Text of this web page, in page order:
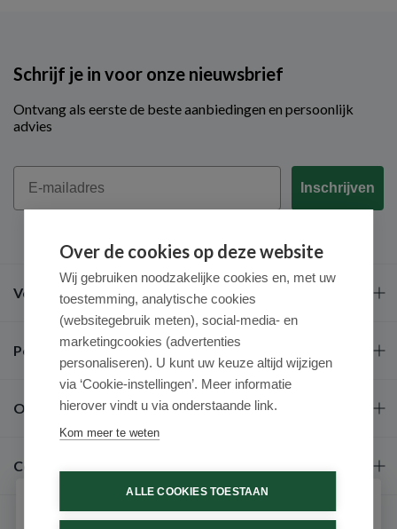
Schrijf je in voor onze nieuwsbrief
Ontvang als eerste de beste aanbiedingen en persoonlijk
advies
Email
Inschrijven
Veel gestelde vragen
Populaire merken
Over ons
Contact
Over de cookies op deze website
Wij gebruiken noodzakelijke cookies en, met uw
toestemming, analytische cookies
(websitegebruik meten), social-media- en
marketingcookies (advertenties
personaliseren). U kunt uw keuze altijd wijzigen
via ‘Cookie-instellingen’. Meer informatie
hierover vindt u via onderstaande link.
Kom meer te weten
ALLE COOKIES TOESTAAN
Schrijf je in voor onze nieuwsbrief